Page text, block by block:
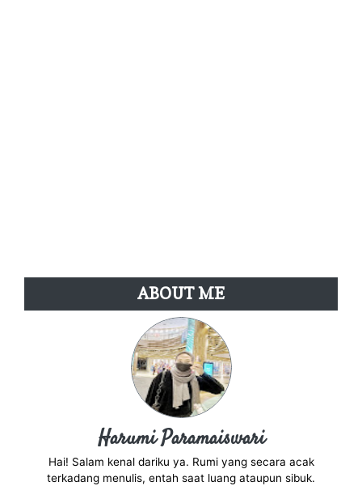
ABOUT ME
Harumi Paramaiswari
Hai! Salam kenal dariku ya. Rumi yang secara acak
terkadang menulis, entah saat luang ataupun sibuk.